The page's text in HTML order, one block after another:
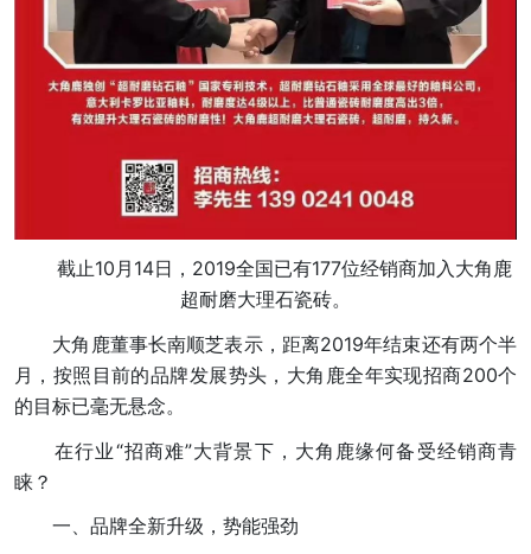
截止10月14日，2019全国已有177位经销商加入大角鹿
超耐磨大理石瓷砖。
大角鹿董事长南顺芝表示，距离2019年结束还有两个半
月，按照目前的品牌发展势头，大角鹿全年实现招商200个
的目标已毫无悬念。
在行业“招商难”大背景下，大角鹿缘何备受经销商青
睐？
一、品牌全新升级，势能强劲